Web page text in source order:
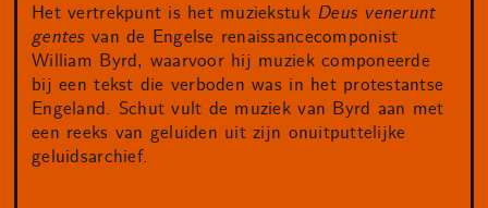
Het vertrekpunt is het muziekstuk Deus venerunt
gentesvan de Engelse renaissancecomponist
William Byrd, waarvoor hij muziek componeerde
bij een tekst die verboden was in het protestantse
Engeland. Schut vult de muziek van Byrd aan met
een reeks van geluiden uit zijn onuitputtelijke
geluidsarchief.